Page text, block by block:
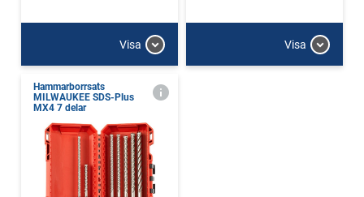
Visa Visa
Hammarborrsats
MILWAUKEE SDS-Plus
MX4 7 delar